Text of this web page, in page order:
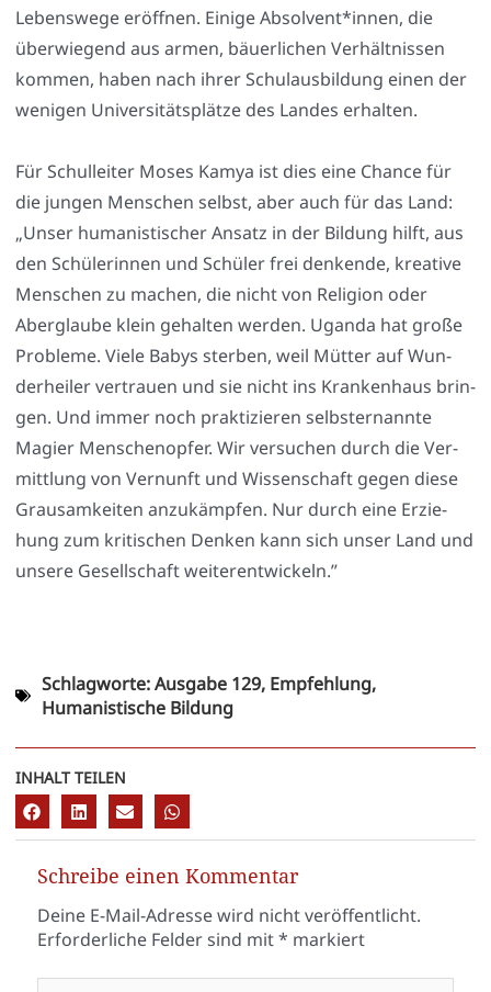
Lebens­we­ge eröff­nen. Eini­ge Absolvent*innen, die
über­wie­gend aus armen, bäu­er­li­chen Ver­hält­nis­sen
kom­men, haben nach ihrer Schul­aus­bil­dung einen der
weni­gen Uni­ver­si­täts­plät­ze des Lan­des erhal­ten.
Für Schul­lei­ter Moses Kamya ist dies eine Chan­ce für
die jun­gen Men­schen selbst, aber auch für das Land:
„Unser huma­nis­ti­scher Ansatz in der Bil­dung hilft, aus
den Schü­le­rin­nen und Schü­ler frei den­ken­de, krea­ti­ve
Men­schen zu machen, die nicht von Reli­gi­on oder
Aber­glau­be klein gehal­ten wer­den. Ugan­da hat gro­ße
Pro­ble­me. Vie­le Babys ster­ben, weil Müt­ter auf Wun­
der­hei­ler ver­trau­en und sie nicht ins Kran­ken­haus brin­
gen. Und immer noch prak­ti­zie­ren selbst­er­nann­te
Magi­er Men­schen­op­fer. Wir ver­su­chen durch die Ver­
mitt­lung von Ver­nunft und Wis­sen­schaft gegen die­se
Grau­sam­kei­ten anzu­kämp­fen. Nur durch eine Erzie­
hung zum kri­ti­schen Den­ken kann sich unser Land und
unse­re Gesell­schaft wei­ter­ent­wi­ckeln.”
Schlagworte:Ausgabe 129, Empfehlung,
Humanistische Bildung
INHALT TEILEN
Schreibe einen Kommentar
Deine E-Mail-Adresse wird nicht veröffentlicht.
Erforderliche Felder sind mit* markiert